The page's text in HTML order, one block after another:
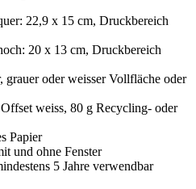
22,9 x 15 cm, Druckbereich
20 x 13 cm, Druckbereich
grauer oder weisser Vollfläche oder
weiss, 80 g Recycling- oder
Papier
und ohne Fenster
5 Jahre verwendbar